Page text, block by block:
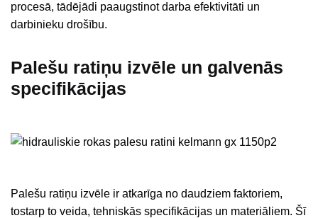
procesā, tādējādi paaugstinot darba efektivitāti un
darbinieku drošību.
Palešu ratiņu izvēle un galvenās
specifikācijas
Palešu ratiņu izvēle ir atkarīga no daudziem faktoriem,
tostarp to veida, tehniskās specifikācijas un materiāliem. Šī